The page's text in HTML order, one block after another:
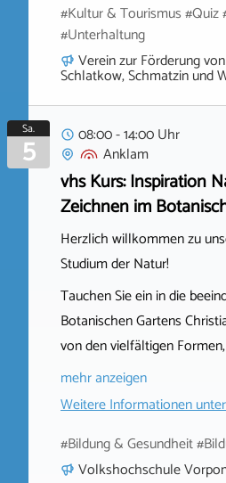
#Kultur & Tourismus #Quiz
#Unterhaltung
Verein zur Förderung
Schlatkow, Schmatzin und
Sa.
5
08:00 - 14:00 Uhr
Anklam
vhs Kurs: Inspiration
Zeichnen im
Herzlich willkommen zu
Studium der Natur!
Tauchen Sie ein in die
Botanischen Gartens
von den vielfältigen
mehr anzeigen
Weitere Informationen
#Bildung & Gesundheit
Volkshochschule